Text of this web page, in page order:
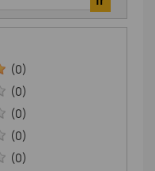
(0)
(0)
(0)
(0)
(0)